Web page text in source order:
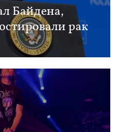
Байдена,
рак